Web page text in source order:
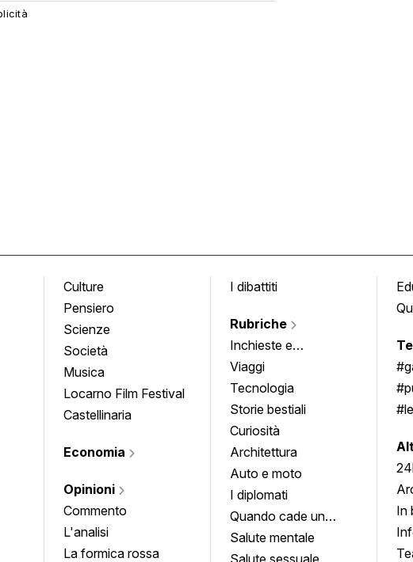
Culture
Pensiero
Scienze
Società
Musica
Locarno Film Festival
Castellinaria
Economia
Opinioni
Commento
L'analisi
La formica rossa
I dibattiti
Rubriche
Inchieste e
approfondimenti
Viaggi
Tecnologia
Storie bestiali
Curiosità
Architettura
Auto e moto
I diplomati
Quando cade un
quadro
Salute mentale
In